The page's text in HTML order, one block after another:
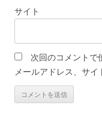
サイト
次回のコメントで
メールアドレス、サイ